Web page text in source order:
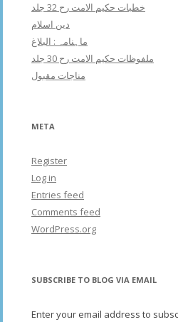
خطبات حکیم الامت رح 32 جلد
دین اسلام
ماہنامہ : البلاغ
ملفوظات حکیم الامت رح 30 جلد
مناجات مقبول
META
Register
Log in
Entries feed
Comments feed
WordPress.org
SUBSCRIBE TO BLOG VIA EMAIL
Enter your email address to